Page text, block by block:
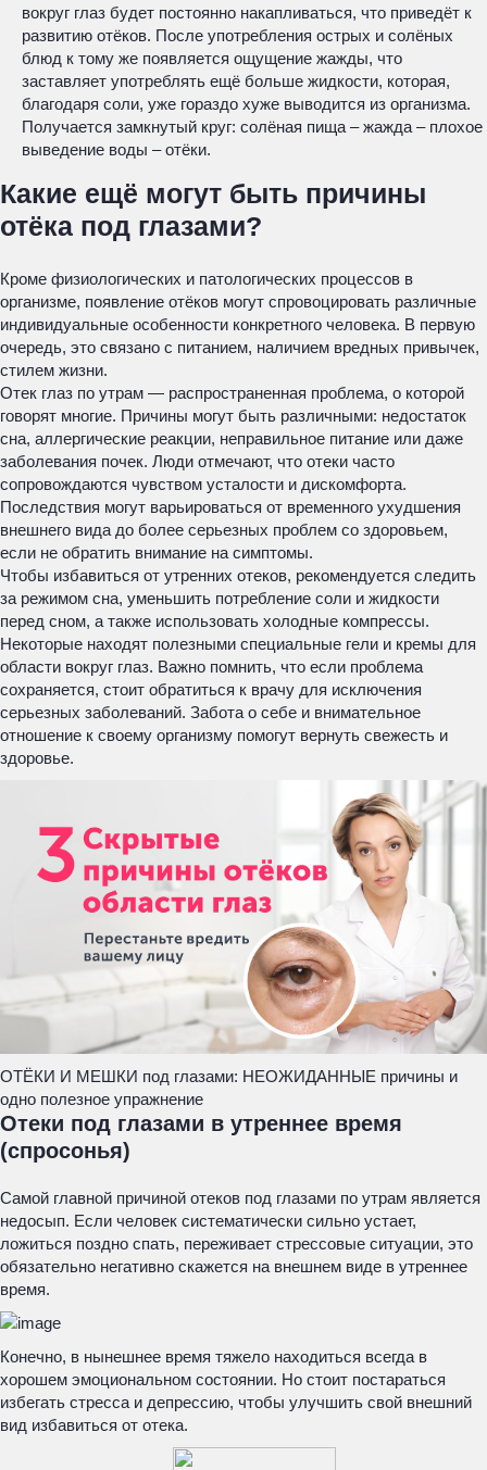
вокруг глаз будет постоянно накапливаться, что приведёт к
развитию отёков. После употребления острых и солёных
блюд к тому же появляется ощущение жажды, что
заставляет употреблять ещё больше жидкости, которая,
благодаря соли, уже гораздо хуже выводится из организма.
Получается замкнутый круг: солёная пища – жажда – плохое
выведение воды – отёки.
Какие ещё могут быть причины
отёка под глазами?
Кроме физиологических и патологических процессов в
организме, появление отёков могут спровоцировать различные
индивидуальные особенности конкретного человека. В первую
очередь, это связано с питанием, наличием вредных привычек,
стилем жизни.
Отек глаз по утрам — распространенная проблема, о которой
говорят многие. Причины могут быть различными: недостаток
сна, аллергические реакции, неправильное питание или даже
заболевания почек. Люди отмечают, что отеки часто
сопровождаются чувством усталости и дискомфорта.
Последствия могут варьироваться от временного ухудшения
внешнего вида до более серьезных проблем со здоровьем,
если не обратить внимание на симптомы.
Чтобы избавиться от утренних отеков, рекомендуется следить
за режимом сна, уменьшить потребление соли и жидкости
перед сном, а также использовать холодные компрессы.
Некоторые находят полезными специальные гели и кремы для
области вокруг глаз. Важно помнить, что если проблема
сохраняется, стоит обратиться к врачу для исключения
серьезных заболеваний. Забота о себе и внимательное
отношение к своему организму помогут вернуть свежесть и
здоровье.
ОТЁКИ И МЕШКИ под глазами: НЕОЖИДАННЫЕ причины и
одно полезное упражнение
Отеки под глазами в утреннее время
(спросонья)
Самой главной причиной отеков под глазами по утрам является
недосып. Если человек систематически сильно устает,
ложиться поздно спать, переживает стрессовые ситуации, это
обязательно негативно скажется на внешнем виде в утреннее
время.
Конечно, в нынешнее время тяжело находиться всегда в
хорошем эмоциональном состоянии. Но стоит постараться
избегать стресса и депрессию, чтобы улучшить свой внешний
вид избавиться от отека.